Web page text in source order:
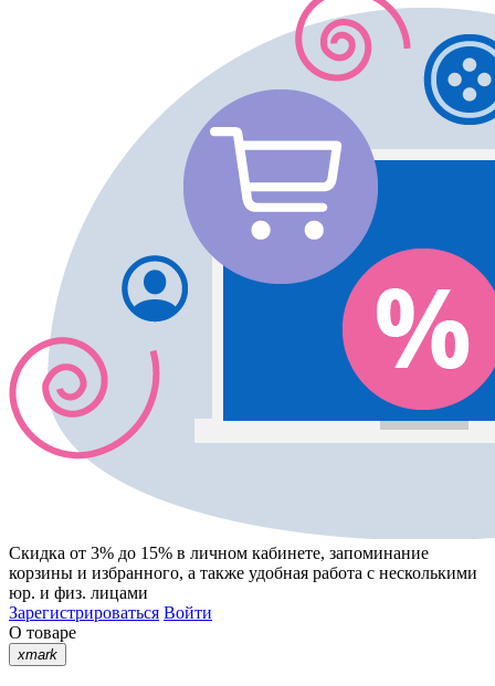
Скидка от 3% до 15% в личном кабинете, запоминание
корзины и избранного, а также удобная работа с несколькими
юр. и физ. лицами
Зарегистрироваться Войти
О товаре
xmark